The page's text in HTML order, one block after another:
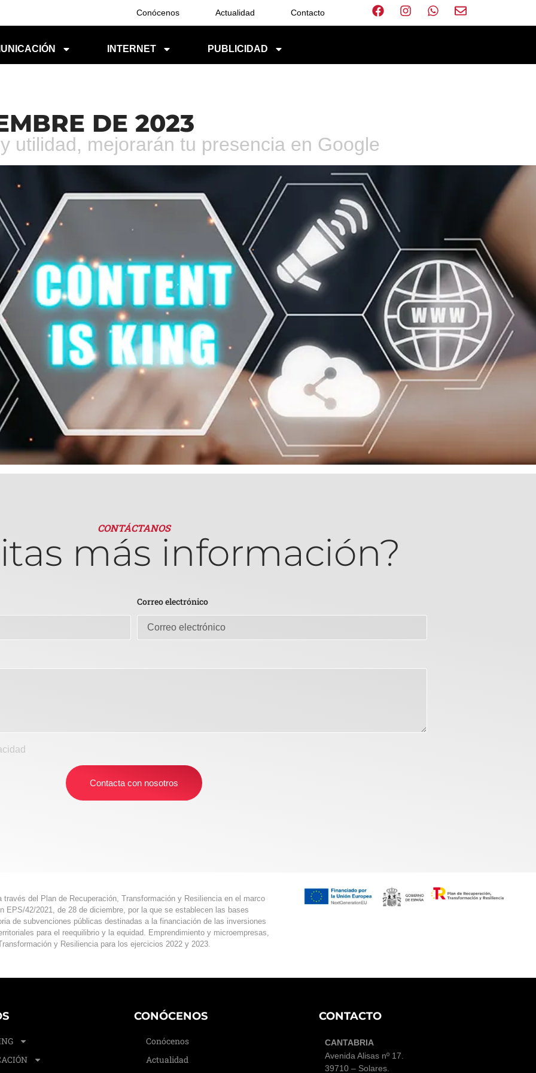
Conócenos Actualidad Contacto
INTERNET PUBLICIDAD
DE 2023
utilidad, mejorarán tu presencia en Google
más información?
CONTÁCTANOS
Correo electrónico
Contacta con nosotros
del Plan de Recuperación, Transformación y Resiliencia en el marco
EPS/42/2021, de 28 de diciembre, por la que se establecen las bases
de subvenciones públicas destinadas a la financiación de las inversiones
para el reequilibrio y la equidad. Emprendimiento y microempresas,
y Resiliencia para los ejercicios 2022 y 2023.
CONÓCENOS
Conócenos
Actualidad
CONTACTO
CANTABRIA
Avenida Alisas nº 17
39710 – Solares.